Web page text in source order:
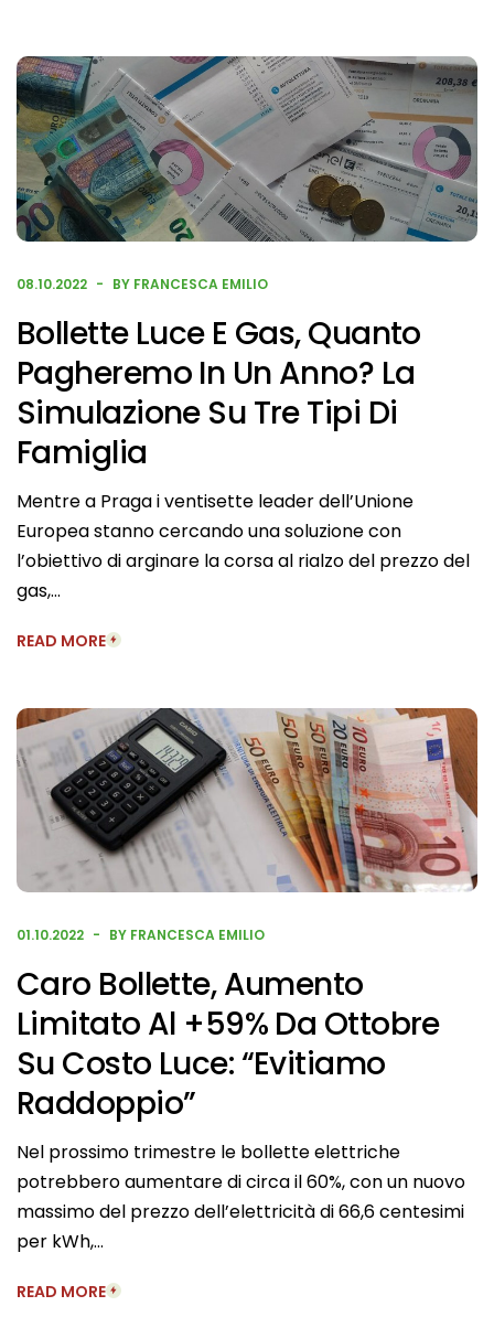
08.10.2022 BY FRANCESCA EMILIO
Bollette Luce E Gas, Quanto
Pagheremo In Un Anno? La
Simulazione Su Tre Tipi Di
Famiglia
Mentre a Praga i ventisette leader dell’Unione
Europea stanno cercando una soluzione con
l’obiettivo di arginare la corsa al rialzo del prezzo del
gas,…
READ MORE
01.10.2022 BY FRANCESCA EMILIO
Caro Bollette, Aumento
Limitato Al +59% Da Ottobre
Su Costo Luce: “Evitiamo
Raddoppio”
Nel prossimo trimestre le bollette elettriche
potrebbero aumentare di circa il 60%, con un nuovo
massimo del prezzo dell’elettricità di 66,6 centesimi
per kWh,…
READ MORE